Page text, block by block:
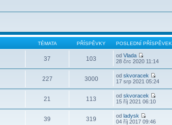
TÉMATA PŘÍSPĚVKY POSLEDNÍ PŘÍSPĚVEK
37 103 od Vlada
28 črc 2020 11:14
227 3000 od skvoracek
17 srp 2021 05:24
21 113 od skvoracek
15 říj 2021 06:10
39 319 od ladysk
04 říj 2017 09:46